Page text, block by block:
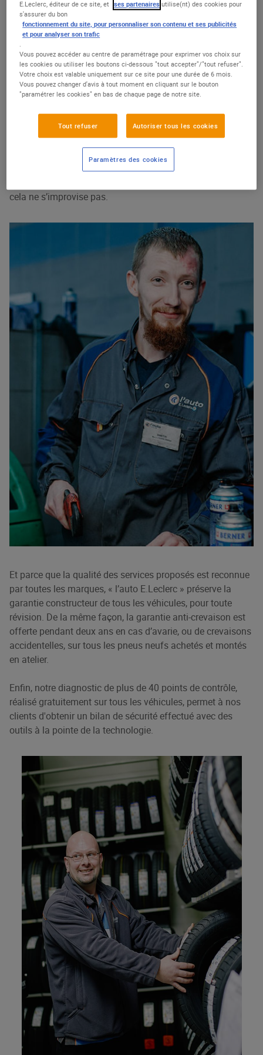
entretenir son véhicule pour rouler en toute sécurité a un
coût. Or, contrairement à d’autres biens de consommation
courante, prendre la responsabilité de faire baisser sa
facture est une décision difficile tant la question de la
sécurité est fondamentale.
C’est pour cela que «l' auto E.Leclerc »a été lancée.
Partout en France, ce sont 125 ateliers et 1300
professionnels qualifiés qui réparent, révisent et
entretiennent les véhicules thermiques, hybrides et
électriques de nos clients. Diplômés et formés en continu
aux nouvelles technologies, ils interviennent sur l’ensemble
cela ne s’improvise pas.
Et parce que la qualité des services proposés est reconnue
par toutes les marques, « l’auto E.Leclerc » préserve la
garantie constructeur de tous les véhicules, pour toute
révision. De la même façon, la garantie anti-crevaison est
offerte pendant deux ans en cas d’avarie, ou de crevaisons
accidentelles, sur tous les pneus neufs achetés et montés
en atelier.
Enfin, notre diagnostic de plus de 40 points de contrôle,
réalisé gratuitement sur tous les véhicules, permet à nos
clients d'obtenir un bilan de sécurité effectué avec des
outils à la pointe de la technologie.
E.Leclerc, éditeur de ce site, et ses partenaires utilise(nt) des cookies pour
s'assurer du bon
fonctionnement du site, pour personnaliser son contenu et ses publicités
et pour analyser son trafic
Vous pouvez accéder au centre de paramétrage pour exprimer vos choix sur
les cookies ou utiliser les boutons ci-dessous "tout accepter"/"tout refuser".
Votre choix est valable uniquement sur ce site pour une durée de 6 mois.
Vous pouvez changer d'avis à tout moment en cliquant sur le bouton
"paramétrer les cookies" en bas de chaque page de notre site.
Tout refuser Autoriser tous les cookies
Paramètres des cookies